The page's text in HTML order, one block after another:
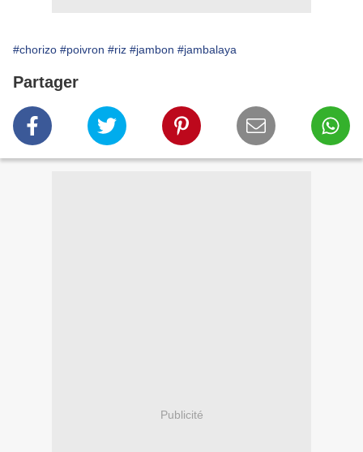
#chorizo #poivron #riz #jambon #jambalaya
Partager
Publicité